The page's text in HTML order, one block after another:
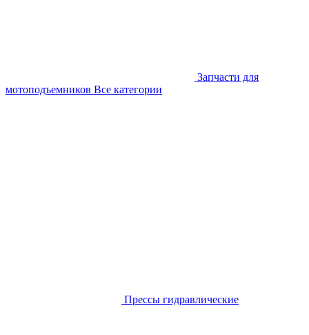
Запчасти для
мотоподъемников Все категории
Прессы гидравлические